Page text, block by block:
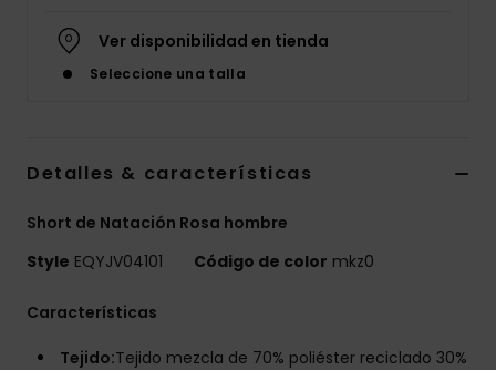
Ver disponibilidad en tienda
Seleccione una talla
Detalles & características
Short de Natación Rosa hombre
Style EQYJV04101 Código de color mkz0
Características
Tejido:Tejido mezcla de 70% poliéster reciclado 30%